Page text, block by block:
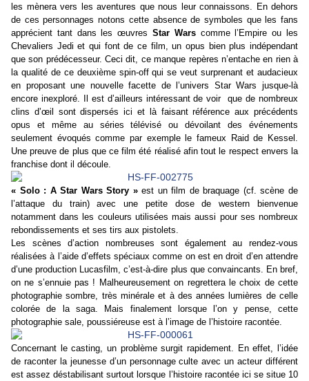
les mènera vers les aventures que nous leur connaissons. En dehors
de ces personnages notons cette absence de symboles que les fans
apprécient tant dans les œuvres Star Warscomme l’Empire ou les
Chevaliers Jedi et qui font de ce film, un opus bien plus indépendant
que son prédécesseur. Ceci dit, ce manque repères n’entache en rien à
la qualité de ce deuxième spin-off qui se veut surprenant et audacieux
en proposant une nouvelle facette de l’univers Star Wars jusque-là
encore inexploré. Il est d’ailleurs intéressant de voir que de nombreux
clins d’œil sont dispersés ici et là faisant référence aux précédents
opus et même au séries télévisé ou dévoilant des événements
seulement évoqués comme par exemple le fameux Raid de Kessel.
Une preuve de plus que ce film été réalisé afin tout le respect envers la
franchise dont il découle.
« Solo : A Star Wars Story »est un film de braquage (cf. scène de
l’attaque du train) avec une petite dose de western bienvenue
notamment dans les couleurs utilisées mais aussi pour ses nombreux
rebondissements et ses tirs aux pistolets.
Les scènes d’action nombreuses sont également au rendez-vous
réalisées à l’aide d’effets spéciaux comme on est en droit d’en attendre
d’une production Lucasfilm, c’est-à-dire plus que convaincants. En bref,
on ne s’ennuie pas ! Malheureusement on regrettera le choix de cette
photographie sombre, très minérale et à des années lumières de celle
colorée de la saga. Mais finalement lorsque l’on y pense, cette
photographie sale, poussiéreuse est à l’image de l’histoire racontée.
Concernant le casting, un problème surgit rapidement. En effet, l’idée
de raconter la jeunesse d’un personnage culte avec un acteur différent
est assez déstabilisant surtout lorsque l’histoire racontée ici se situe 10